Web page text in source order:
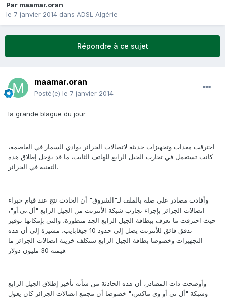
Par maamar.oran
le 7 janvier 2014 dans ADSL Algérie
Répondre à ce sujet
maamar.oran
Posté(e) le 7 janvier 2014
la grande blague du jour
احترقت معدات وتجهيزات حديثة لاتصالات الجزائر بوادي السمار في العاصمة،
كانت تستعمل في تجارب الجيل الرابع للهاتف الثابت، ما قد يؤجل إطلاق هذه
التقنية في الجزائر.
وأفادت مصادر على صلة بالملف لـ"الشروق" أن الحادث نتج عند قيام خبراء
اتصالات الجزائر بإجراء تجارب شبكة الأنترنت من الجيل الرابع "أل.تي.أو"،
حيث احترقت ما تعرف ببطاقة الجيل الرابع الجد متطورة، والتي بإمكانها توفير
تدفق فائق للأنترنت يصل إلى حدود 10 جيغابايب، مشيرة إلى أن هذه
التجهيزات وخصوصا بطاقة الجيل الرابع ستكلف خزينة اتصالات الجزائر ما
قيمته 30 مليون دولار.
وأوضحت ذات المصادر، أن هذه الحادثة من شأنه تأخير إطلاق الجيل الرابع
وشبكة "أل تي أو وي ماكس،" خصوصا أن مجمع اتصالات الجزائر كان يعول